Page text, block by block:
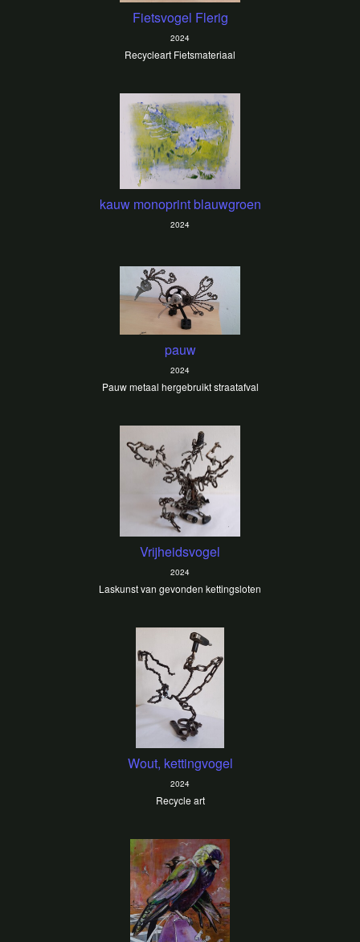
Fietsvogel Flerig
2024
Recycleart Fietsmateriaal
kauw monoprint blauwgroen
2024
pauw
2024
Pauw metaal hergebruikt straatafval
Vrijheidsvogel
2024
Laskunst van gevonden kettingsloten
Wout, kettingvogel
2024
Recycle art